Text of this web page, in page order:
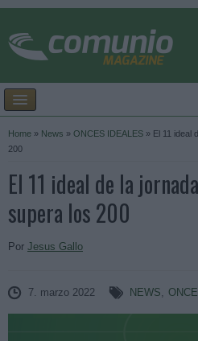
Home » News » ONCES IDEALES » El 11 ideal
200
El 11 ideal de la
supera los 200
Por Jesus Gallo
7. marzo 2022 NEWS,